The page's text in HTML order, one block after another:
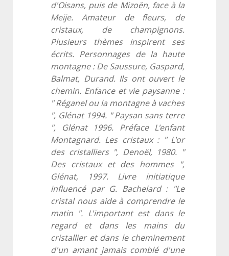
d'Oisans, puis de Mizoën, face à la
Meije. Amateur de fleurs, de
cristaux, de champignons.
Plusieurs thèmes inspirent ses
écrits. Personnages de la haute
montagne : De Saussure, Gaspard,
Balmat, Durand. Ils ont ouvert le
chemin. Enfance et vie paysanne :
" Réganel ou la montagne à vaches
", Glénat 1994. " Paysan sans terre
", Glénat 1996. Préface L'enfant
Montagnard. Les cristaux : " L'or
des cristalliers ", Denoël, 1980. "
Des cristaux et des hommes ",
Glénat, 1997. Livre initiatique
influencé par G. Bachelard : "Le
cristal nous aide à comprendre le
matin ". L'important est dans le
regard et dans les mains du
cristallier et dans le cheminement
d'un amant jamais comblé d'une